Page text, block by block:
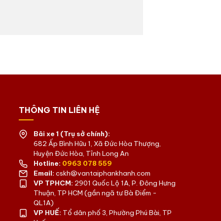
THÔNG TIN LIÊN HỆ
Bãi xe 1 (Trụ sở chính):
682 Ấp Bình Hữu 1, Xã Đức Hòa Thượng,
Huyện Đức Hòa, Tỉnh Long An
Hotline: 0963 078 559
Email: cskh@vantaiphankhanh.com
VP TPHCM: 2901 Quốc Lộ 1A, P. Đông Hưng
Thuận, TP HCM (gần ngã tư Bà Điểm -
QL1A)
VP HUẾ: Tổ dân phố 3, Phường Phú Bài, TP